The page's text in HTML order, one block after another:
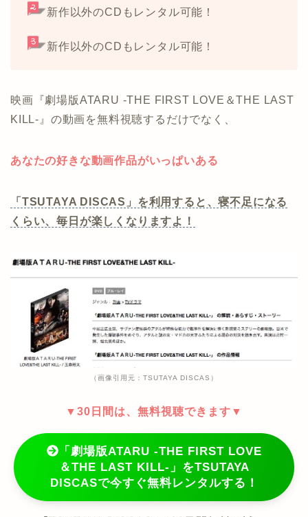
新作以外のCDもレンタル可能！
新作以外のCDもレンタル可能！
映画『劇場版ATARU ‐THE FIRST LOVE＆THE LAST
KILL‐』の動画を無料視聴するだけでなく、
あなたの好きな動画作品がいっぱいある
「TSUTAYA DISCAS」を利用すると、寝不足になる
くらい、毎日が楽しくなりますよ！
（画像引用元：TSUTAYA DISCAS）
▼30日間は、無料視聴できます▼
「劇場版ATARU ‐THE FIRST LOVE
＆THE LAST KILL‐」をTSUTAYA
DISCASで今すぐ無料レンタルする！